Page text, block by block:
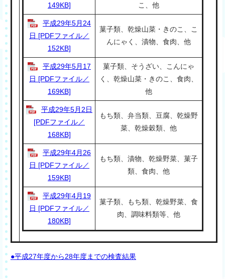
149KB]
こ、他
平成29年5月24
日 [PDFファイル／
152KB]
菓子類、乾燥山菜・きのこ、こ
んにゃく、漬物、食肉、他
平成29年5月17
日 [PDFファイル／
169KB]
菓子類、そうざい、こんにゃ
く、乾燥山菜・きのこ、食肉、
他
平成29年5月2日
[PDFファイル／
168KB]
もち類、弁当類、豆腐、乾燥野
菜、乾燥穀類、他
平成29年4月26
日 [PDFファイル／
159KB]
もち類、漬物、乾燥野菜、菓子
類、食肉、他
平成29年4月19
日 [PDFファイル／
180KB]
菓子類、もち類、乾燥野菜、食
肉、調味料類等、他
●平成27年度から28年度までの検査結果